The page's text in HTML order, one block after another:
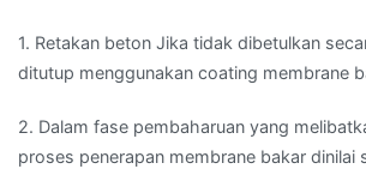
1. Retakan beton Jika tidak dibetulkan
ditutup menggunakan coating membrane
2. Dalam fase pembaharuan yang
proses penerapan membrane bakar dinilai